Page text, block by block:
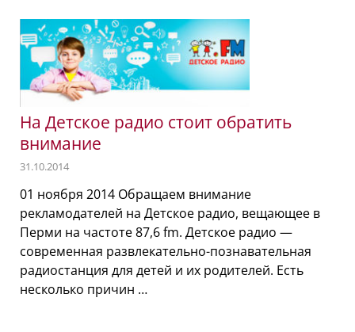
На Детское радио стоит обратить
внимание
31.10.2014
01 ноября 2014 Обращаем внимание
рекламодателей на Детское радио, вещающее в
Перми на частоте 87,6 fm. Детское радио —
современная развлекательно-познавательная
радиостанция для детей и их родителей. Есть
несколько причин …